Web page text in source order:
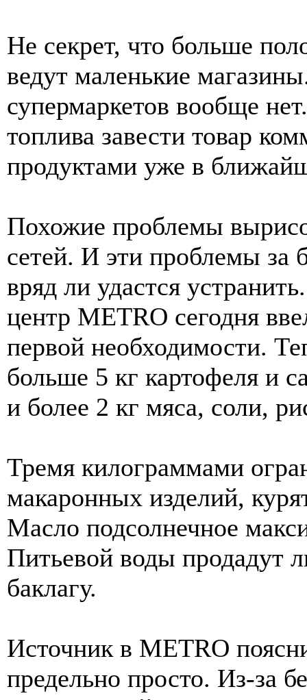
Не секрет, что больше
ведут маленькие
супермаркетов вообще
топлива завести товар
продуктами уже в
Похожие проблемы
сетей. И эти проблемы за
вряд ли удастся
центр МЕТRО сегодня
первой необходимости.
больше 5 кг картофеля и
и более 2 кг мяса, соли,
Тремя килограммами
макаронных изделий,
Масло подсолнечное
Питьевой воды продадут
баклагу.
Источник в МЕТRО
предельно просто. Из-за